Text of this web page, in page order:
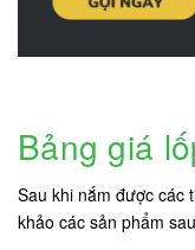
Bảng giá
Sau khi nắm được các
khảo các sản phẩm